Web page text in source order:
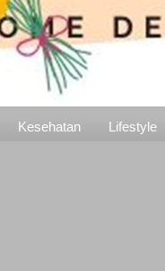
Kesehatan Lifestyle